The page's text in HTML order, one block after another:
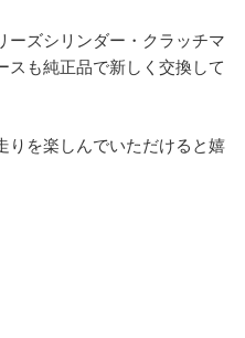
ーズシリンダー・クラッチマ
スも純正品で新しく交換して
りを楽しんでいただけると嬉